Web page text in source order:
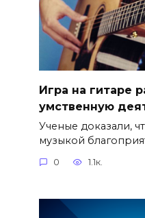
Игра на гитаре
умственную
Ученые доказали,
музыкой
0 1.1к.